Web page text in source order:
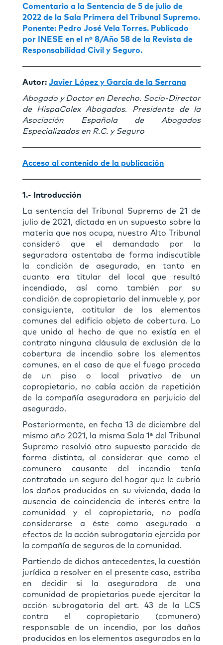
Comentario a la Sentencia de 5 de julio de
2022 de la Sala Primera del Tribunal Supremo.
Ponente: Pedro José Vela Torres. Publicado
por INESE en el nº 8/Año 58 de la Revista de
Responsabilidad Civil y Seguro.
Autor: Javier López y García de la Serrana
Abogado y Doctor en Derecho. Socio-Director
de HispaColex Abogados. Presidente de la
Asociación Española
de Abogados
Especializados en R.C. y Seguro
Acceso al contenido de la publicación
1.- Introducción
La sentencia del Tribunal Supremo de 21 de
julio de 2021, dictada en un supuesto sobre la
materia que nos ocupa, nuestro Alto Tribunal
consideró que el demandado por la
seguradora ostentaba de forma indiscutible
la condición de asegurado, en tanto en
cuanto era titular del local que resultó
incendiado, así como también por su
condición de copropietario del inmueble y, por
consiguiente, cotitular de los elementos
comunes del edificio objeto de cobertura. Lo
que unido al hecho de que no existía en el
contrato ninguna cláusula de exclusión de la
cobertura de incendio sobre los elementos
comunes, en el caso de que el fuego proceda
de un piso o local privativo de un
copropietario, no cabía acción de repetición
de la compañía aseguradora en perjuicio del
asegurado.
Posteriormente, en fecha 13 de diciembre del
mismo año 2021, la misma Sala 1ª del Tribunal
Supremo resolvió otro supuesto parecido de
forma distinta, al considerar que como el
comunero causante del incendio tenía
contratado un seguro del hogar que le cubrió
los daños producidos en su vivienda, dada la
ausencia de coincidencia de interés entre la
comunidad y el copropietario, no podía
considerarse a éste como asegurado a
efectos de la acción subrogatoria ejercida por
la compañía de seguros de la comunidad.
Partiendo de dichos antecedentes, la cuestión
jurídica a resolver en el presente caso, estriba
en decidir si la aseguradora de una
comunidad de propietarios puede ejercitar la
acción subrogatoria del art. 43 de la LCS
contra el copropietario (comunero)
responsable de un incendio, por los daños
producidos en los elementos asegurados en la